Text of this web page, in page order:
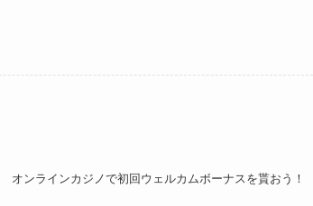
オンラインカジノで初回ウェルカムボーナスを貰おう！